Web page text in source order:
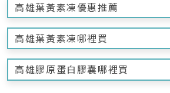
高雄葉黃素凍優惠推薦
高雄葉黃素凍哪裡買
高雄膠原蛋白膠囊哪裡買